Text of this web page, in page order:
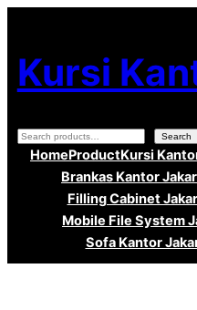
ke
konten
Kursi
Search Search
HomeProductKursi
Brankas Kantor
Filling Cabinet
Mobile File System
Sofa Kantor